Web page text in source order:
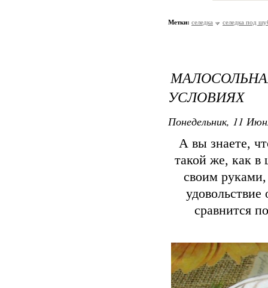
Метки: селедка селедка под
УСЛОВИЯХ
Понедельник, 11
А вы знаете,
такой же, как в
своим
сравнится